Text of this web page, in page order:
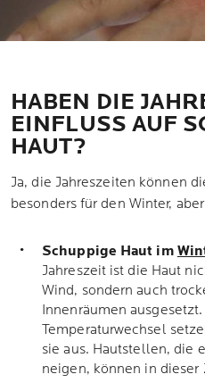
HABEN DIE
EINFLUSS AUF
HAUT?
Ja, die Jahreszeiten können
besonders für den Winter,
Schuppige Haut im
Jahreszeit ist die Haut
Wind, sondern auch
Innenräumen
Temperaturwechsel
sie aus. Hautstellen, die
neigen, können in